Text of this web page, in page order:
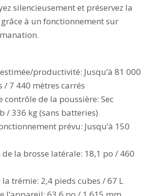
silencieusement et préservez la
à un fonctionnement sur
productivité: Jusqu’à 81 000
/ 7 440 mètres carrés
contrôle de la poussière: Sec
/ 336 kg (sans batteries)
prévu: Jusqu’à 150
la brosse latérale: 18,1 po / 460
la trémie: 2,4 pieds cubes / 67 L